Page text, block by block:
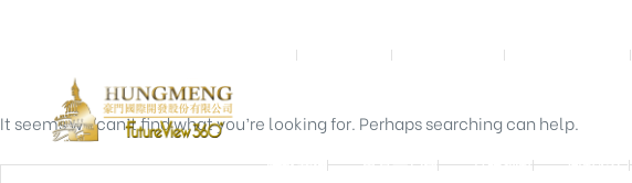
首頁 關於我們 影音實體投影
聯絡我們 東京一戶建 宮廷別墅 興墅12戶
Nothing Found
It seems we can’t find what you’re looking for. Perhaps searching can help.